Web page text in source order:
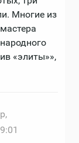
Многие из
«элиты»»,